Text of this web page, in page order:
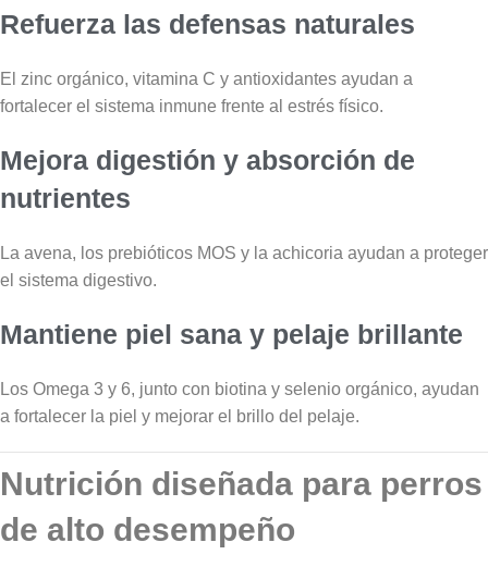
Refuerza las defensas naturales
El zinc orgánico, vitamina C y antioxidantes ayudan a
fortalecer el sistema inmune frente al estrés físico.
Mejora digestión y absorción de
nutrientes
La avena, los prebióticos MOS y la achicoria ayudan a proteger
el sistema digestivo.
Mantiene piel sana y pelaje brillante
Los Omega 3 y 6, junto con biotina y selenio orgánico, ayudan
a fortalecer la piel y mejorar el brillo del pelaje.
Nutrición diseñada para perros
de alto desempeño